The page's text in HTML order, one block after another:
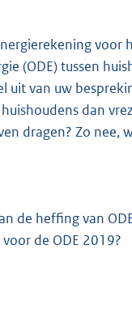
voor
(ODE) tussen
van uw
dan
dragen? Zo nee,
de heffing van
de ODE 2019?